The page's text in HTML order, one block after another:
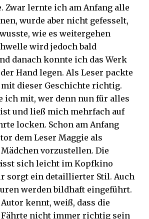
Zwar lernte ich am Anfang alle
wurde aber nicht gefesselt,
wie es weitergehen
wird jedoch bald
danach konnte ich das Werk
Hand legen. Als Leser packte
mit dieser Geschichte richtig.
ich mit, wer denn nun für alles
und ließ mich mehrfach auf
locken. Schon am Anfang
dem Leser Maggie als
vorzustellen. Die
sich leicht im Kopfkino
sorgt ein detaillierter Stil. Auch
werden bildhaft eingeführt.
kennt, weiß, dass die
nicht immer richtig sein